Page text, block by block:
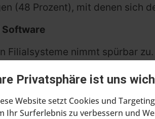
Privatsphäre ist uns
Website setzt Cookies und
Ihr Surferlebnis zu verbessern und
(48 Prozent), mit denen sich
Software
Filialsysteme nimmt spürbar
von 2024 (5,5 Jahre).
setzen daher eher auf
zu ersetzen. Nur 22 Prozent
den kommenden zwei Jahren